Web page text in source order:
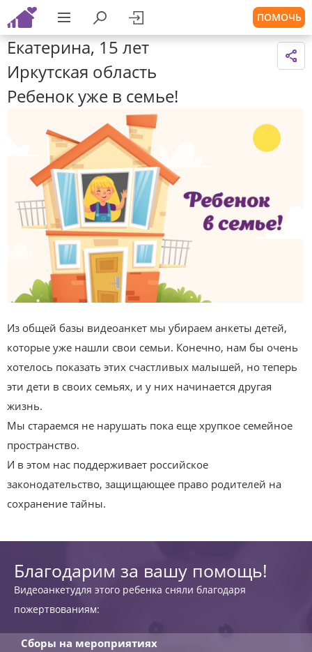
ПОМОЧЬ
Екатерина, 15 лет
Иркутская область
Ребенок уже в семье!
Из общей базы видеоанкет мы убираем анкеты детей,
которые уже нашли свои семьи. Конечно, нам бы очень
хотелось показать этих счастливых малышей, но теперь
эти дети в своих семьях, и у них начинается другая
жизнь.
Мы стараемся не нарушать пока еще хрупкое семейное
пространство.
И в этом нас поддерживает российское
законодательство, защищающее право родителей на
сохранение тайны.
Благодарим за вашу помощь!
Видеоанкетудля этого ребенка сняли благодаря
пожертвованиям:
Сборы на мероприятиях